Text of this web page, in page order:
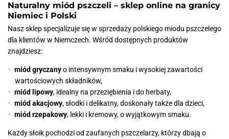
Naturalny miód pszczeli – sklep online na granicy
Niemiec i Polski
Nasz sklep specjalizuje się w sprzedaży polskiego miodu pszczelego
dla klientów w Niemczech. Wśród dostępnych produktów
znajdziesz:
miód gryczanyo intensywnym smaku i wysokiej zawartości
wartościowych składników,
miód lipowy, idealny na przeziębienia i do herbaty,
miód akacjowy, słodki i delikatny, doskonały także dla dzieci,
miód rzepakowy, lekki i kremowy, o wyjątkowym smaku.
Każdy słoik pochodzi od zaufanych pszczelarzy, którzy dbają o